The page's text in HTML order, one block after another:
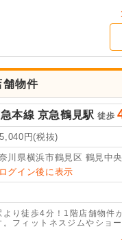
舗物件
本線 京急鶴見駅 徒歩
円(税抜)
川県横浜市鶴見区 鶴見中央
グイン後に表示
り徒歩4分！1階店舗物件
フィットネスジムやショ